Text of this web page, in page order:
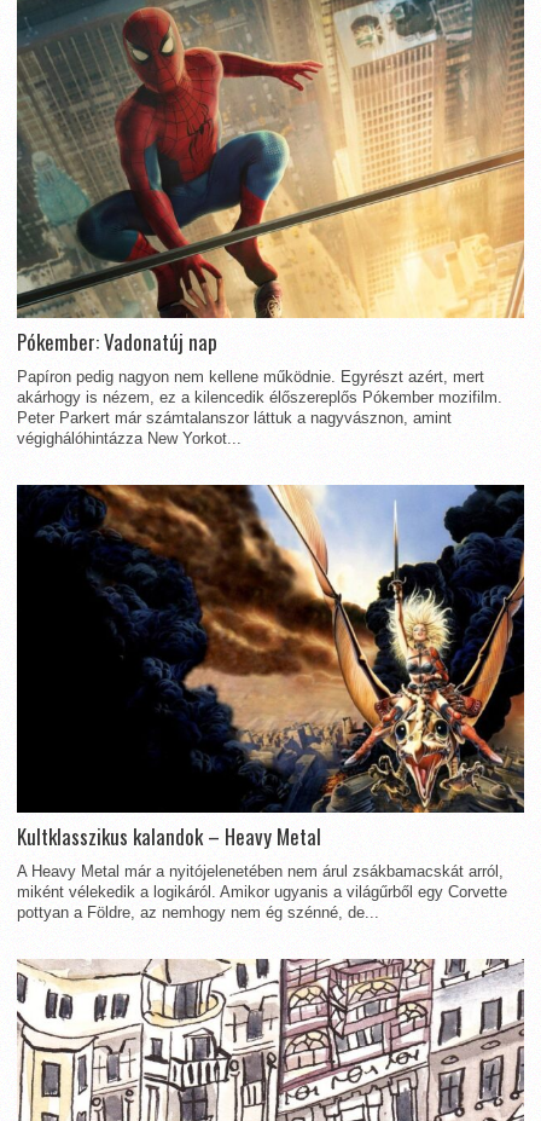
Pókember: Vadonatúj nap
Papíron pedig nagyon nem kellene működnie. Egyrészt azért, mert
akárhogy is nézem, ez a kilencedik élőszereplős Pókember mozifilm.
Peter Parkert már számtalanszor láttuk a nagyvásznon, amint
végighálóhintázza New Yorkot...
Kultklasszikus kalandok – Heavy Metal
A Heavy Metal már a nyitójelenetében nem árul zsákbamacskát arról,
miként vélekedik a logikáról. Amikor ugyanis a világűrből egy Corvette
pottyan a Földre, az nemhogy nem ég szénné, de...